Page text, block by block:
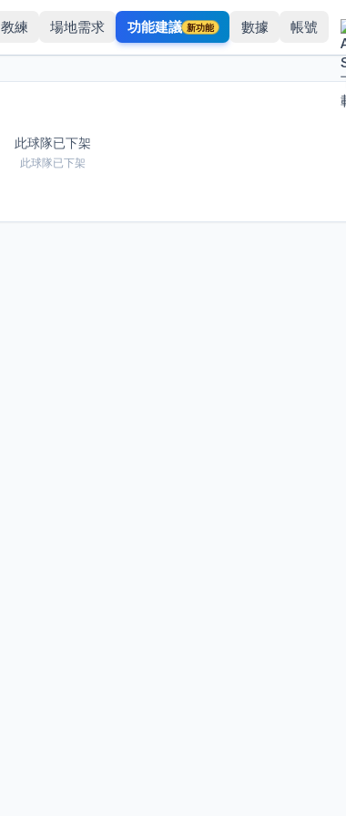
教練 場地需求 功能建議 新功能 數據 帳號
此球隊已下架
此球隊已下架